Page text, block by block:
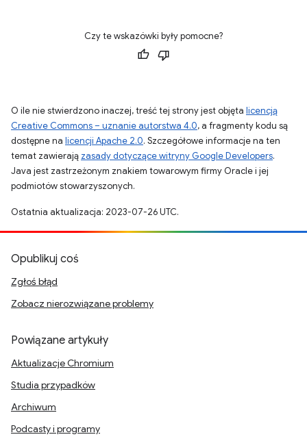
Czy te wskazówki były pomocne?
O ile nie stwierdzono inaczej, treść tej strony jest objęta licencją
Creative Commons – uznanie autorstwa 4.0, a fragmenty kodu są
dostępne na licencji Apache 2.0. Szczegółowe informacje na ten
temat zawierają zasady dotyczące witryny Google Developers.
Java jest zastrzeżonym znakiem towarowym firmy Oracle i jej
podmiotów stowarzyszonych.
Ostatnia aktualizacja: 2023-07-26 UTC.
Opublikuj coś
Zgłoś błąd
Zobacz nierozwiązane problemy
Powiązane artykuły
Aktualizacje Chromium
Studia przypadków
Archiwum
Podcasty i programy